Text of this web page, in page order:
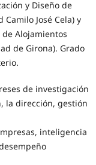
y Diseño de
Camilo José Cela) y
Alojamientos
de Girona). Grado
de investigación
la dirección, gestión
inteligencia